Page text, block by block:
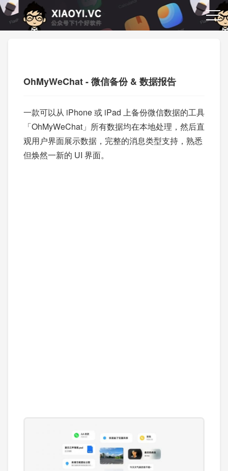
OhMyWeChat - 微信备份 & 数据报告
一款可以从 iPhone 或 iPad 上备份微信数据的工具
「OhMyWeChat」所有数据均在本地处理，然后直
观用户界面展示数据，完整的消息类型支持，熟悉
但焕然一新的 UI 界面。